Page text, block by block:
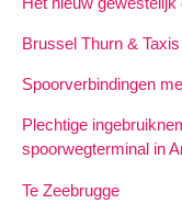
Brussel Thurn & Taxis
Spoorverbindingen
Plechtige
spoorwegterminal in
Te Zeebrugge